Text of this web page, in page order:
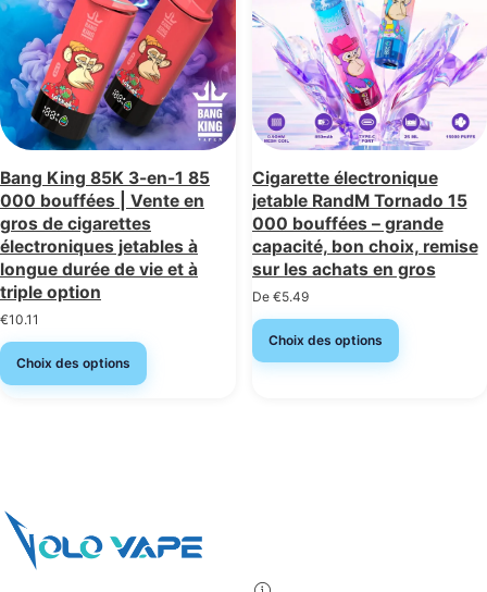
Bang King 85K 3-en-1 85
000 bouffées | Vente en
gros de cigarettes
électroniques jetables à
longue durée de vie et à
triple option
€10.11
Choix des options
Cigarette électronique
jetable RandM Tornado 15
000 bouffées – grande
capacité, bon choix, remise
sur les achats en gros
De €5.49
Choix des options